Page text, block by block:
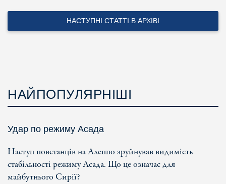
НАСТУПНІ СТАТТІ В АРХІВІ
НАЙПОПУЛЯРНІШІ
Удар по режиму Асада
Наступ повстанців на Алеппо зруйнував видимість
стабільності режиму Асада. Що це означає для
майбутнього Сирії?